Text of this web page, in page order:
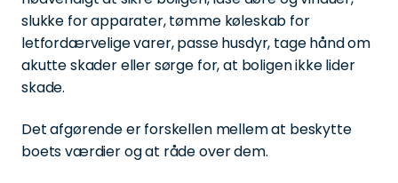
slukke for apparater, tømme køleskab for
letfordærvelige varer, passe husdyr, tage hånd om
akutte skader eller sørge for, at boligen ikke lider
skade.
Det afgørende er forskellen mellem at beskytte
boets værdier og at råde over dem.